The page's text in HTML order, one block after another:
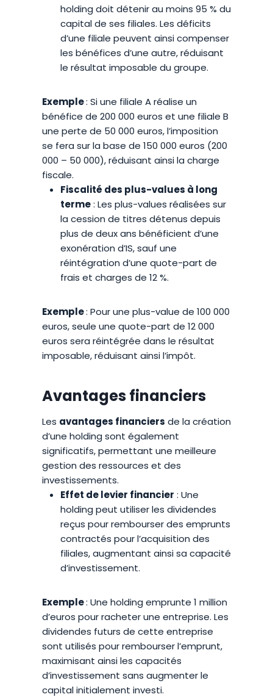
holding doit détenir au moins 95 % du
capital de ses filiales. Les déficits
d’une filiale peuvent ainsi compenser
les bénéfices d’une autre, réduisant
le résultat imposable du groupe.
Exemple: Si une filiale A réalise un
bénéfice de 200 000 euros et une filiale B
une perte de 50 000 euros, l’imposition
se fera sur la base de 150 000 euros (200
000 – 50 000), réduisant ainsi la charge
fiscale.
Fiscalité des plus-values à long
terme: Les plus-values réalisées sur
la cession de titres détenus depuis
plus de deux ans bénéficient d’une
exonération d’IS, sauf une
réintégration d’une quote-part de
frais et charges de 12 %.
Exemple: Pour une plus-value de 100 000
euros, seule une quote-part de 12 000
euros sera réintégrée dans le résultat
imposable, réduisant ainsi l’impôt.
Avantages financiers
Les avantages financiers de la création
d’une holding sont également
significatifs, permettant une meilleure
gestion des ressources et des
investissements.
Effet de levier financier : Une
holding peut utiliser les dividendes
reçus pour rembourser des emprunts
contractés pour l’acquisition des
filiales, augmentant ainsi sa capacité
d’investissement.
Exemple: Une holding emprunte 1 million
d’euros pour racheter une entreprise. Les
dividendes futurs de cette entreprise
sont utilisés pour rembourser l’emprunt,
maximisant ainsi les capacités
d’investissement sans augmenter le
capital initialement investi.